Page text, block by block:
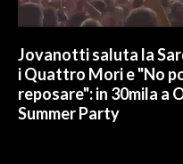
Jovanotti saluta la
i Quattro Mori e "No
reposare": in 30mila a
Summer Party